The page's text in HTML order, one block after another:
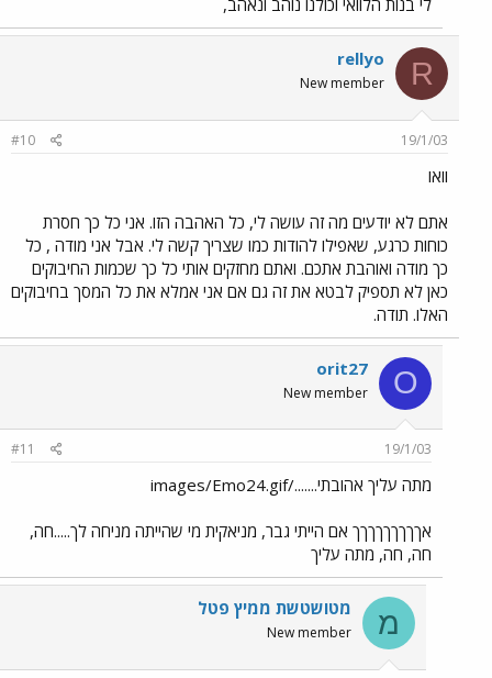
לי בנות הלוואי וכולנו נוהב ונאהב,
R
rellyo
New member
19/1/03
#10
וואו
אתם לא יודעים מה זה עושה לי, כל האהבה הזו. אני כל כך חסרת
כוחות כרגע, שאפילו להודות כמו שצריך קשה לי. אבל אני מודה , כל
כך מודה ואוהבת אתכם. ואתם מחזקים אותי כל כך שכמות החיבוקים
כאן לא תספיק לבטא את זה גם אם אני אמלא את כל המסך בחיבוקים
האלו. תודה.
O
orit27
New member
19/1/03
#11
מתה עליך אהובתי......./images/Emo24.gif
אךךךךךךךךך אם הייתי גבר, מניאקית מי שהייתה מניחה לך.....חה,
חה, חה, מתה עליך
מ מטושטשת ממיץ פטל
New member